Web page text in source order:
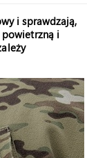
i sprawdzają,
powietrzną i